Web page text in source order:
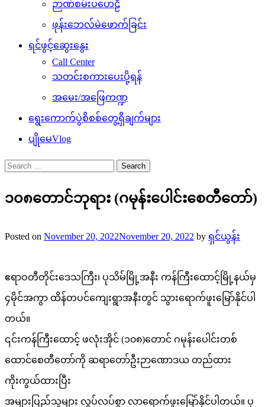
ဉာဏ်စမ်းပဟေဠိ
ဖုန်းဘေလ်မဲဖောက်ခြင်း
ရင်ဖွင့်ဆွေးနွေး
Call Center
သတင်းစကားပေးပို့ရန်
အမေး/အဖြေကဏ္ဍ
ရွေးကောက်ပွဲစိစစ်တွေ့ရှိချက်များ
ပျိုမေVlog
Search
for:
၁၀၈တောင်ဘုရား (ဂမုန်းပေါင်းစေတီတော်)
Posted on November 20, 2022November 20, 2022 by ရှင်ယွန်း
ဧရာဝတီတိုင်းဒေသကြီး၊ ပုသိမ်မြို့အနီး ကန်ကြီးထောင့်မြို့နယ်မှ
၄မိုင်အကွာ ထိန်တပင်ကျေးရွာအနီးတွင် သွားရောက်ဖူးမြော်နိုင်ပါ
တယ်။
၎င်းကန်ကြီးထောင့် ဖလုံးအိုင် (၁၀၈)တောင် ဂမုန်းပေါင်းတစ်
ထောင်စေတီတော်ကို ဆရာတော်ဦးဉာဏောဒယ တည်ထား
ကိုးကွယ်ထားပြီး
အများပြည်သူများ လွပ်လပ်စွာ လာရောက်ဖူးမြော်နိုင်ပါတယ်။ ပု